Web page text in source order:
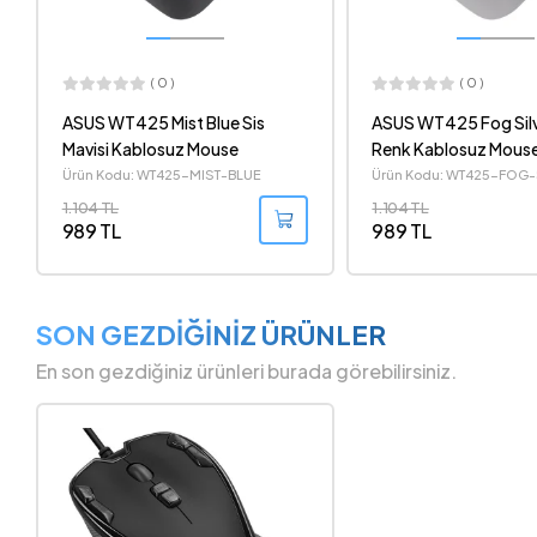
( 0 )
ASUS WT425 Fog Silver Gümüş
Renk Kablosuz Mouse
Ürün Kodu: WT425-FOG-SILVER
989 TL
1.104 TL
( 0 )
ASUS WT425 Matte
Gri Kablosuz Mouse
Ürün Kodu: WT425-
989 TL
1.104 TL
SON GEZDİĞİNİZ ÜRÜNLER
En son gezdiğiniz ürünleri burada görebilirsiniz.